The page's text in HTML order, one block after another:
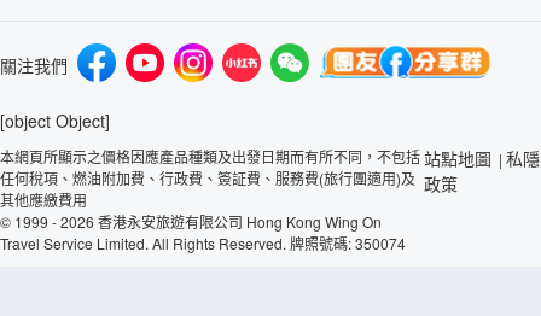
關注我們
[object Object]
本網頁所顯示之價格因應產品種類及出發日期而有所不同，不包括
任何稅項、燃油附加費、行政費、簽証費、服務費(旅行團適用)及
其他應繳費用
© 1999 - 2026 香港永安旅遊有限公司 Hong Kong Wing On
Travel Service Limited. All Rights Reserved. 牌照號碼: 350074
站點地圖 | 私隱
政策